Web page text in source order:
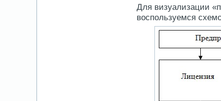
Для визуализации
воспользуемся